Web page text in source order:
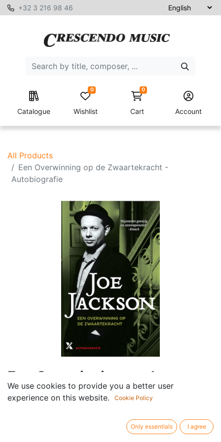
+32 3 216 98 46
Catalogue Wishlist
0 0
Cart Account
All Products
Een Overwinning op de Zwaartekracht -
Autobiografie
Een Overwinning op de
Zwaartekracht -
We use cookies to provide you a better user
experience on this website.
Cookie Policy
Only essentials I agree